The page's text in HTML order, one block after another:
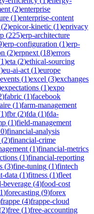
(2)enterprise
(1)enterprise-content
2)epicor-kinetic (1)eprivacy
(225)erp-architecture
)erp-configuration (1)erp-
(2)erpnext (18)errors
1)eta (2)ethical-sourcing
)eu-ai-act (1)europe
events (1)excel (3)exchanges
expectations (1)expo
)fabric (1)facebook
(1)farm-management
1)fbr(2)fda (1)fda-
(1)field-management
)financial-analysis
(2)financial-crime
(1)financial-metrics
(1)financial-reporting
(3)fine-tuning (1)fintech
data (1)fitness (1)fleet
beverage (4)food-cost
1)forecasting (9)forex
frappe (4)frappe-cloud
2)free (1)free-accounting